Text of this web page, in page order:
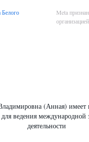
Meta
(Анная) имеет
ведения международной
деятельности